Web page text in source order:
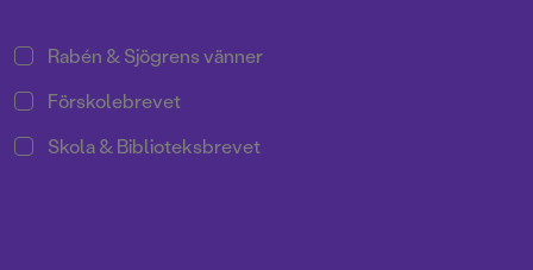
Rabén & Sjögrens vänner
Förskolebrevet
Skola & Biblioteksbrevet